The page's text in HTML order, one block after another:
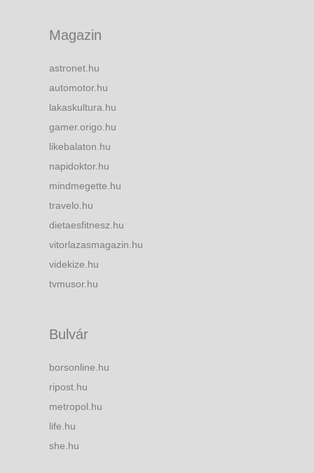
Magazin
astronet.hu
automotor.hu
lakaskultura.hu
gamer.origo.hu
likebalaton.hu
napidoktor.hu
mindmegette.hu
travelo.hu
dietaesfitnesz.hu
vitorlazasmagazin.hu
videkize.hu
tvmusor.hu
Bulvár
borsonline.hu
ripost.hu
metropol.hu
life.hu
she.hu